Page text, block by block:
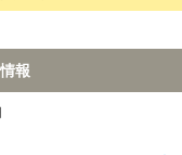
ら
報